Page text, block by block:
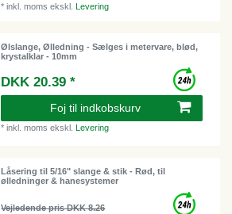
*inkl. moms ekskl.Levering
Ølslange, Ølledning - Sælges i metervare, blød,
krystalklar - 10mm
DKK 20.39 *
Foj til indkobskurv
*inkl. moms ekskl.Levering
Låsering til 5/16" slange & stik - Rød, til
ølledninger & hanesystemer
Vejledende pris DKK 8.26